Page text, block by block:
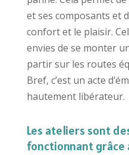
et ses composants et
confort et le plaisir.
envies de se monter
partir sur les routes
Bref, c’est un acte
hautement libérateur.
Les ateliers sont
fonctionnant grâce